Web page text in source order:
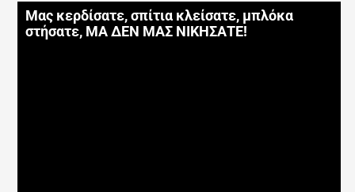
Μας κερδίσατε, σπίτια κλείσατε, μπλόκα
στήσατε, ΜΑ ΔΕΝ ΜΑΣ ΝΙΚΗΣΑΤΕ!